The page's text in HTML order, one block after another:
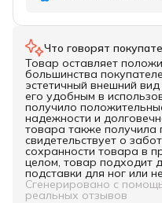
4 звезды
3 звезды
2 звезды
1 звезда
Что говорят
Товар оставляет
большинства
эстетичный внешний
его удобным в
получило
надежности и
товара также получила
свидетельствует о
сохранности товара в
целом, товар подходит
подставки для ног или
Сгенерировано с
реальных отзывов